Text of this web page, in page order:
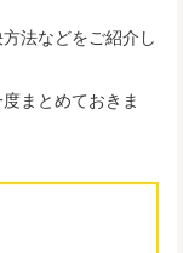
法などをご紹介し
まとめておきま